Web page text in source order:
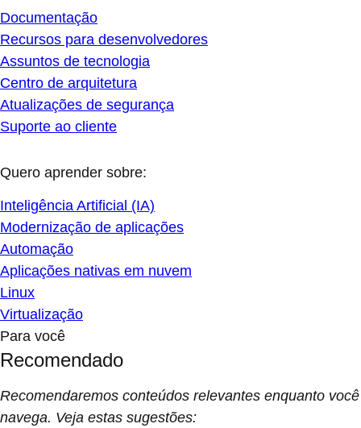
Documentação
Recursos para desenvolvedores
Assuntos de tecnologia
Centro de arquitetura
Atualizações de segurança
Suporte ao cliente
Quero aprender sobre:
Inteligência Artificial (IA)
Modernização de aplicações
Automação
Aplicações nativas em nuvem
Linux
Virtualização
Para você
Recomendado
Recomendaremos conteúdos relevantes enquanto você
navega. Veja estas sugestões: